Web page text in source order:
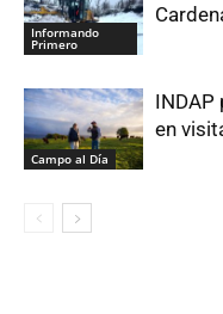
Informando
Primero
Campo al Día
INDAP
en